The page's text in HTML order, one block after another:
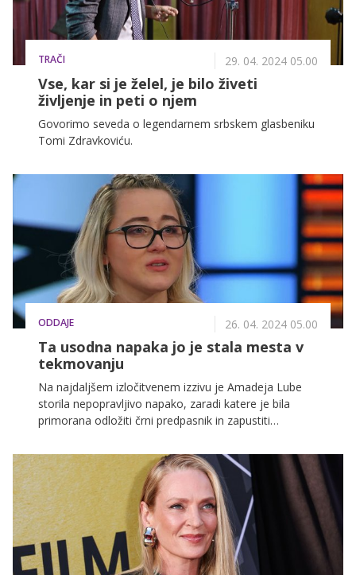
TRAČI 29. 04. 2024 05.00
Vse, kar si je želel, je bilo živeti
življenje in peti o njem
Govorimo seveda o legendarnem srbskem glasbeniku
Tomi Zdravkoviću.
ODDAJE 26. 04. 2024 05.00
Ta usodna napaka jo je stala mesta v
tekmovanju
Na najdaljšem izločitvenem izzivu je Amadeja Lube
storila nepopravljivo napako, zaradi katere je bila
primorana odložiti črni predpasnik in zapustiti